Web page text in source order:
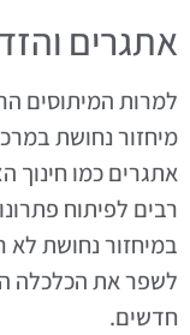
אתגרים
למרות המיתוסים
מיחזור נחושת
אתגרים כמו חינוך
רבים לפיתוח
במיחזור נחושת
לשפר את הכלכלה
חדשים.